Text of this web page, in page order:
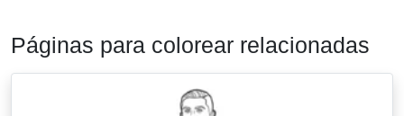
Páginas para colorear relacionadas